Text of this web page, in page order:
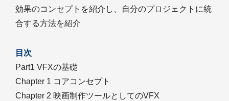
効果のコンセプトを紹介し、自分のプロジェクトに統
合する方法を紹介
目次
Part1 VFXの基礎
Chapter 1 コアコンセプト
Chapter 2 映画制作ツールとしてのVFX